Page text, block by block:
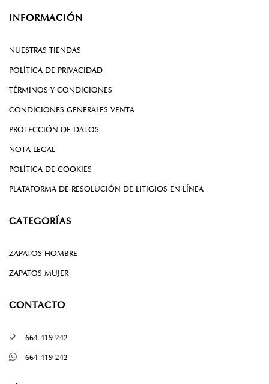
INFORMACIÓN
NUESTRAS TIENDAS
POLÍTICA DE PRIVACIDAD
TÉRMINOS Y CONDICIONES
CONDICIONES GENERALES VENTA
PROTECCIÓN DE DATOS
NOTA LEGAL
POLÍTICA DE COOKIES
PLATAFORMA DE RESOLUCIÓN DE LITIGIOS EN LÍNEA
CATEGORÍAS
ZAPATOS HOMBRE
ZAPATOS MUJER
CONTACTO
664 419 242
664 419 242